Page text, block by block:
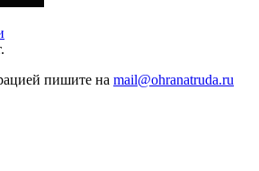
пишите на mail@ohranatruda.ru